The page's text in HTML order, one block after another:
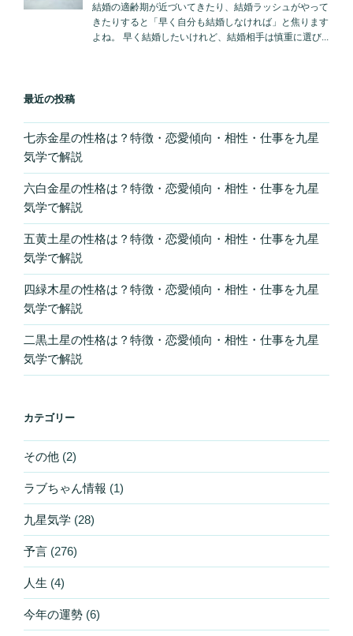
最近の投稿
七赤金星の性格は？特徴・恋愛傾向・相性・仕事を九星
気学で解説
六白金星の性格は？特徴・恋愛傾向・相性・仕事を九星
気学で解説
五黄土星の性格は？特徴・恋愛傾向・相性・仕事を九星
気学で解説
四緑木星の性格は？特徴・恋愛傾向・相性・仕事を九星
気学で解説
二黒土星の性格は？特徴・恋愛傾向・相性・仕事を九星
気学で解説
カテゴリー
その他 (2)
ラブちゃん情報 (1)
九星気学 (28)
予言 (276)
人生 (4)
今年の運勢 (6)